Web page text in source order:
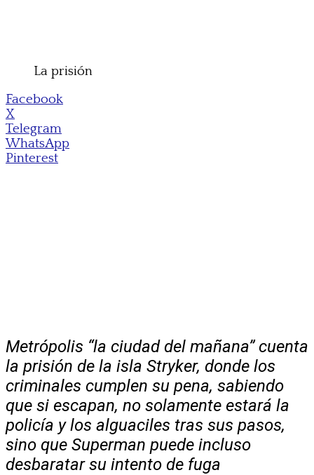
La prisión
Facebook
X
Telegram
WhatsApp
Pinterest
Metrópolis “la ciudad del mañana” cuenta
la prisión de la isla Stryker, donde los
criminales cumplen su pena, sabiendo
que si escapan, no solamente estará la
policía y los alguaciles tras sus pasos,
sino que Superman puede incluso
desbaratar su intento de fuga